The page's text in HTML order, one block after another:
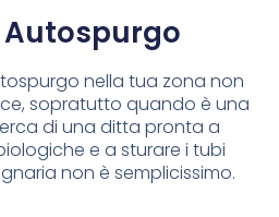
Autospurgo
nella tua zona non
sopratutto quando è una
di una ditta pronta a
e a sturare i tubi
non è semplicissimo.